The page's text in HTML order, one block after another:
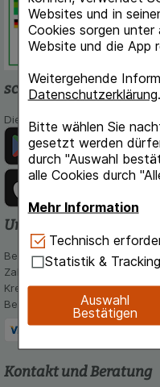
Websites und in
Cookies sorgen unter
Website und die App
Weitergehende
Datenschutzerklärung.
Bitte wählen Sie
gesetzt werden
durch "Auswahl
alle Cookies durch
Mehr Information
Technisch
Cookies, die für die
Website notwendig
Warenkorb,
verzichtet werden
Einkaufserlebnis
beispielsweise für die
Technisch
Statistik & Tracking
Auswahl
Bestätigen
schlossapo.de-App
Die App von schlossapo.de
Unsere Zahlungsarten
Bequem und sicher - Wählen
Zahlungsmöglichkeiten:
Kreditkarte,
Bestandskunden)
Kontakt und Beratung